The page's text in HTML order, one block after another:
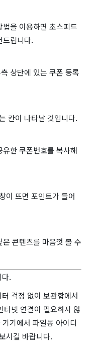
을 이용하면 초스피드
드립니다.
상단에 있는 쿠폰 등록
칸이 나타날 것입니다.
한 쿠폰번호를 복사해
이 뜨면 포인트가 들어
콘텐츠를 마음껏 볼 수
.
걱정 없이 보관함에서
터넷 연결이 필요하지 않
기에서 파일몽 아이디
시길 바랍니다.